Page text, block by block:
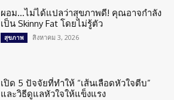
ผอม…ไม่ได้แปลว่าสุขภาพดี! คุณอาจกำลัง
เป็น Skinny Fat โดยไม่รู้ตัว
สุขภาพ สิงหาคม 3, 2026
เปิด 5 ปัจจัยที่ทำให้ “เส้นเลือดหัวใจตีบ”
และวิธีดูแลหัวใจให้แข็งแรง